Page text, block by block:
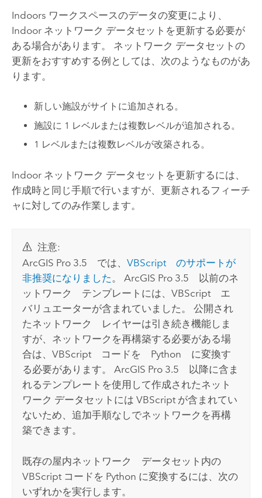
Indoors ワークスペースのデータの変更により、
Indoor ネットワーク データセットを更新する必要が
ある場合があります。 ネットワーク データセットの
更新をおすすめする例としては、次のようなものがあ
ります。
新しい施設がサイトに追加される。
施設に 1 レベルまたは複数レベルが追加される。
1 レベルまたは複数レベルが改築される。
Indoor ネットワーク データセットを更新するには、
作成時と同じ手順で行いますが、更新されるフィーチ
ャに対してのみ作業します。
注意:
ArcGIS Pro 3.5 では、VBScript のサポートが
非推奨になりました。ArcGIS Pro 3.5 以前のネ
ットワーク テンプレートには、VBScript エ
バリュエーターが含まれていました。 公開され
たネットワーク レイヤーは引き続き機能しま
すが、ネットワークを再構築する必要がある場
合は、VBScript コードを Python に変換す
る必要があります。ArcGIS Pro 3.5 以降に含ま
れるテンプレートを使用して作成されたネット
ワーク データセットには VBScript が含まれてい
ないため、追加手順なしでネットワークを再構
築できます。
既存の屋内ネットワーク データセット内の
VBScript コードを Python に変換するには、次の
いずれかを実行します。